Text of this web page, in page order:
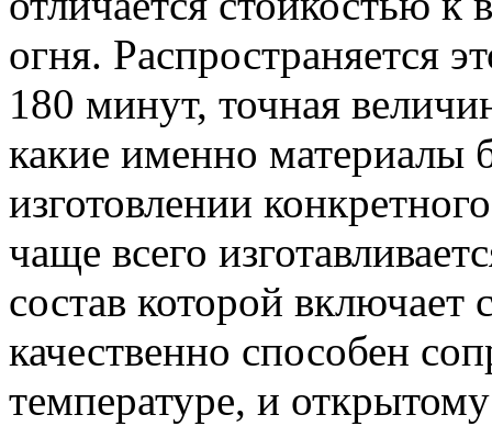
огня. Распространяется
180 минут, точная
какие именно
изготовлении
чаще всего
состав которой
качественно способен
температуре, и